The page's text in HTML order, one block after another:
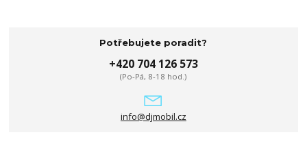
Potřebujete poradit?
+420 704 126 573
(Po-Pá, 8-18 hod.)
info@djmobil.cz